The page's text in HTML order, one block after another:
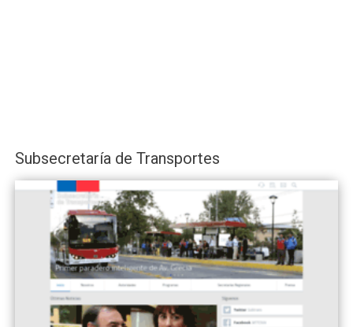
Subsecretaría de Transportes